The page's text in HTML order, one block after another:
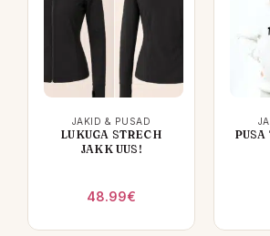
JAKID & PUSAD
LUKUGA STRECH
JAKK UUS!
48.99€
PUSA